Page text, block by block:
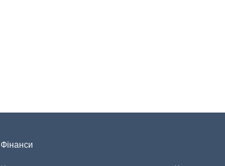
Фінанси